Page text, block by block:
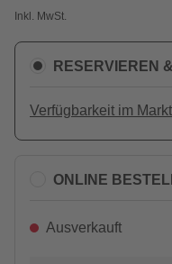
Inkl. MwSt.
RESERVIEREN
Verfügbarkeit im
ONLINE
Ausverkauft